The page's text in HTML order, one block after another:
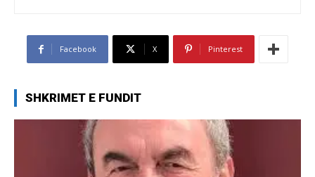
Facebook X Pinterest
SHKRIMET E FUNDIT